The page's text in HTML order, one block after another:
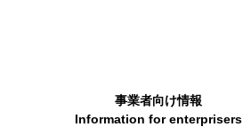
事業者向け情報
Information for enterprisers